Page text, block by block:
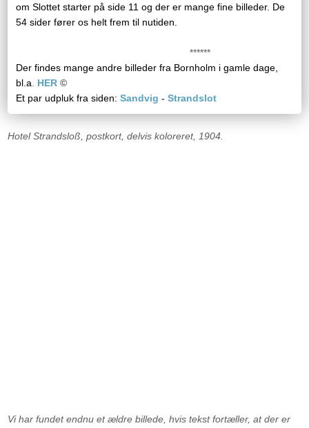
om Slottet starter på side 11 og der er mange fine billeder. De
54 sider fører os helt frem til nutiden.
​ ******
Der findes mange andre billeder fra Bornholm i gamle dage,
bl.a
HER©​
Et par udpluk fra siden: Sandvig - Strandslot
Hotel Strandsloß, postkort, delvis koloreret, 1904.
Vi har fundet endnu et ældre billede, hvis tekst fortæller, at der er